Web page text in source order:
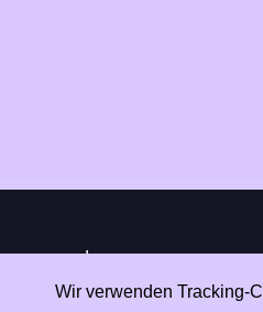
Wir verwenden Tracking-
|